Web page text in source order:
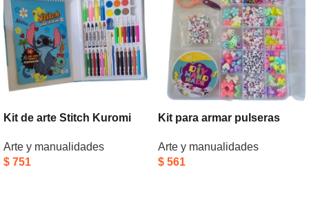
Kit de arte Stitch Kuromi
Arte y manualidades
$ 751
Kit para armar pulseras
Arte y manualidades
$ 561